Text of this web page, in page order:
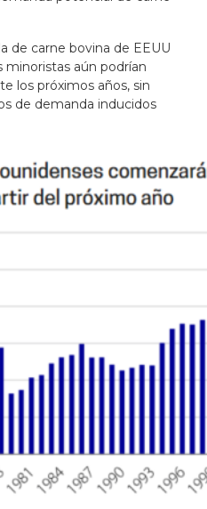
de carne bovina de EEUU
minoristas aún podrían
los próximos años, sin
de demanda inducidos